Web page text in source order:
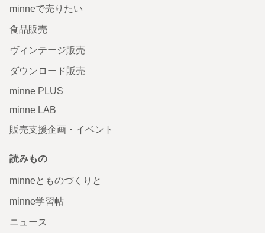
minneで売りたい
食品販売
ヴィンテージ販売
ダウンロード販売
minne PLUS
minne LAB
販売支援企画・イベント
読みもの
minneとものづくりと
minne学習帖
ニュース